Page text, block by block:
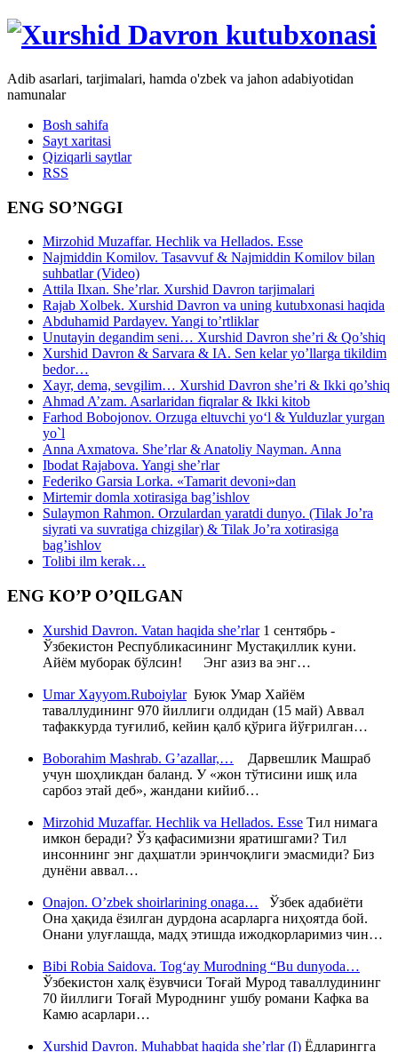
Adib asarlari, tarjimalari, hamda o'zbek va jahon adabiyotidan
namunalar
Bosh sahifa
Sayt xaritasi
Qiziqarli saytlar
RSS
ENG SO’NGGI
Mirzohid Muzaffar. Hechlik va Hellados. Esse
Najmiddin Komilov. Tasavvuf & Najmiddin Komilov bilan
suhbatlar (Video)
Attila Ilxan. She’rlar. Xurshid Davron tarjimalari
Rajab Xolbek. Xurshid Davron va uning kutubxonasi haqida
Abduhamid Pardayev. Yangi to’rtliklar
Unutayin degandim seni… Xurshid Davron she’ri & Qo’shiq
Xurshid Davron & Sarvara & IA. Sen kelar yo’llarga tikildim
bedor…
Xayr, dema, sevgilim… Xurshid Davron she’ri & Ikki qo’shiq
Ahmad A’zam. Asarlaridan fiqralar & Ikki kitob
Farhod Bobojonov. Orzuga eltuvchi yo‘l & Yulduzlar yurgan
yo`l
Anna Axmatova. She’rlar & Anatoliy Nayman. Anna
Ibodat Rajabova. Yangi she’rlar
Federiko Garsia Lorka. «Tamarit devoni»dan
Mirtemir domla xotirasiga bag’ishlov
Sulaymon Rahmon. Orzulardan yaratdi dunyo. (Tilak Jo’ra
siyrati va suvratiga chizgilar) & Tilak Jo’ra xotirasiga
bag’ishlov
Tolibi ilm kerak…
ENG KO’P O’QILGAN
Xurshid Davron. Vatan haqida she’rlar1 сентябрь -
Ўзбекистон Республикасининг Мустақиллик куни.
Айём муборак бўлсин! Энг азиз ва энг…
Umar Xayyom.RuboiylarБуюк Умар Хайём
таваллудининг 970 йиллиги олдидан (15 май) Аввал
тафаккурда туғилиб, кейин қалб қўрига йўғрилган…
Boborahim Mashrab. G’azallar,… Дарвешлик Машраб
учун шоҳликдан баланд. У «жон тўтисини ишқ ила
сарбоз этай деб», жандани кийиб…
Mirzohid Muzaffar. Hechlik va Hellados. Esse Тил нимага
имкон беради? Ўз қафасимизни яратишгами? Тил
инсоннинг энг даҳшатли эринчоқлиги эмасмиди? Биз
дунёни аввал…
Onajon. O’zbek shoirlarining onaga… Ўзбек адабиёти
Она ҳақида ёзилган дурдона асарларга ниҳоятда бой.
Онани улуғлашда, мадҳ этишда ижодкорларимиз чин…
Bibi Robia Saidova. Tog‘ay Murodning “Bu dunyoda…
Ўзбекистон халқ ёзувчиси Тоғай Мурод таваллудининг
70 йиллиги Тоғай Муроднинг ушбу романи Кафка ва
Камю асарлари…
Xurshid Davron. Muhabbat haqida she’rlar (I) Ёдларингга